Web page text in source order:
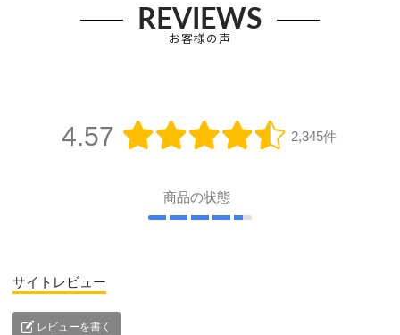
REVIEWS
お客様の声
4.57 2,345件
商品の状態
サイトレビュー
レビューを書く